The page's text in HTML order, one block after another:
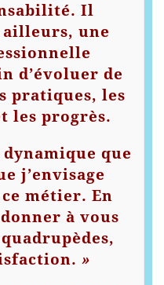
Il
ailleurs, une
d’évoluer de
pratiques, les
les progrès.
dynamique que
j’envisage
métier. En
à vous
. »